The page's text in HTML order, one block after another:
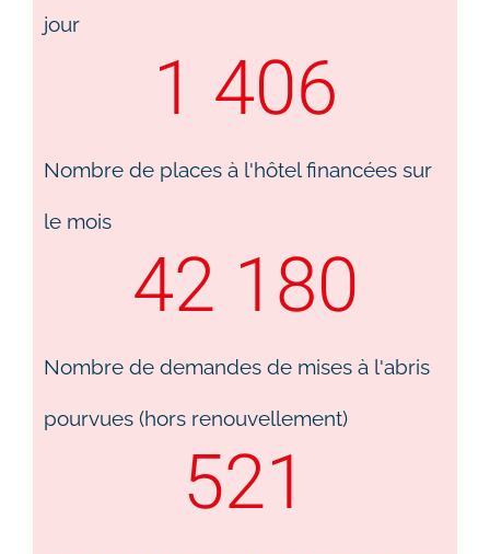
jour
1 406
Nombre de places à l'hôtel financées sur
le mois
42 180
Nombre de demandes de mises à l'abris
pourvues (hors renouvellement)
521